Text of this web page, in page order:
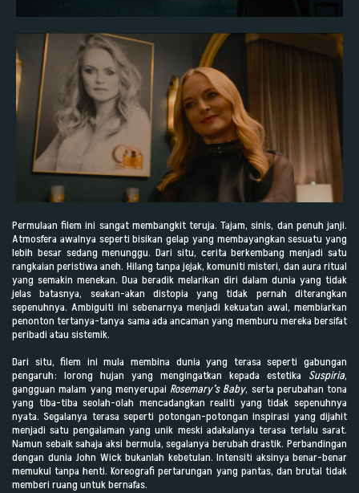
Permulaan filem ini sangat membangkit teruja. Tajam, sinis, dan penuh janji.
Atmosfera awalnya seperti bisikan gelap yang membayangkan sesuatu yang
lebih besar sedang menunggu. Dari situ, cerita berkembang menjadi satu
rangkaian peristiwa aneh. Hilang tanpa jejak, komuniti misteri, dan aura ritual
yang semakin menekan. Dua beradik melarikan diri dalam dunia yang tidak
jelas batasnya, seakan-akan distopia yang tidak pernah diterangkan
sepenuhnya. Ambiguiti ini sebenarnya menjadi kekuatan awal, membiarkan
penonton tertanya-tanya sama ada ancaman yang memburu mereka bersifat
peribadi atau sistemik.
Dari situ, filem ini mula membina dunia yang terasa seperti gabungan
pengaruh: lorong hujan yang mengingatkan kepada estetika Suspiria,
gangguan malam yang menyerupai Rosemary’s Baby, serta perubahan tona
yang tiba-tiba seolah-olah mencadangkan realiti yang tidak sepenuhnya
nyata. Segalanya terasa seperti potongan-potongan inspirasi yang dijahit
menjadi satu pengalaman yang unik meski adakalanya terasa terlalu sarat.
Namun sebaik sahaja aksi bermula, segalanya berubah drastik. Perbandingan
dengan dunia John Wick bukanlah kebetulan. Intensiti aksinya benar-benar
memukul tanpa henti. Koreografi pertarungan yang pantas, dan brutal tidak
memberi ruang untuk bernafas.